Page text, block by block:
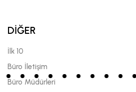
DİĞER
İlk 10
Büro İletişim
Büro Müdürleri